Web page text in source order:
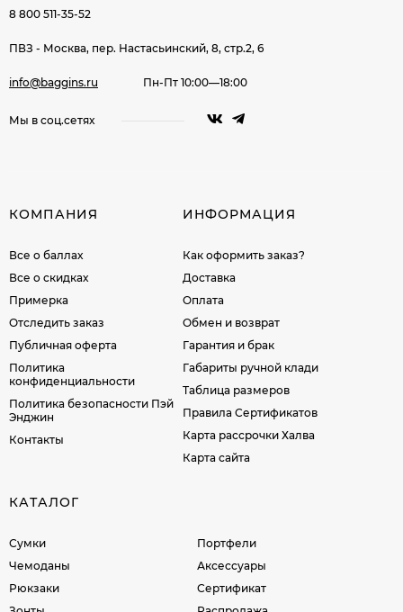
8 800 511-35-52
ПВЗ - Москва, пер. Настасьинский, 8, стр.2, 6
info@baggins.ru Пн-Пт 10:00—18:00
Мы в соц.сетях
КОМПАНИЯ
Все о баллах
Все о скидках
Примерка
Отследить заказ
Публичная оферта
Политика
конфиденциальности
Политика безопасности Пэй
Энджин
Контакты
ИНФОРМАЦИЯ
Как оформить заказ?
Доставка
Оплата
Обмен и возврат
Гарантия и брак
Габариты ручной клади
Таблица размеров
Правила Сертификатов
Карта рассрочки Халва
Карта сайта
КАТАЛОГ
Сумки
Чемоданы
Рюкзаки
Портфели
Аксессуары
Сертификат